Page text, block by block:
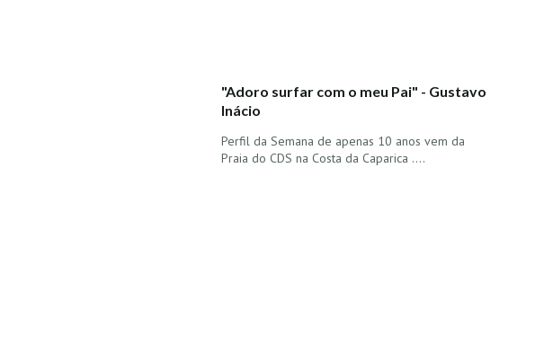
"Adoro surfar com o meu Pai" - Gustavo
Inácio
Perfil da Semana de apenas 10 anos vem da
Praia do CDS na Costa da Caparica ....